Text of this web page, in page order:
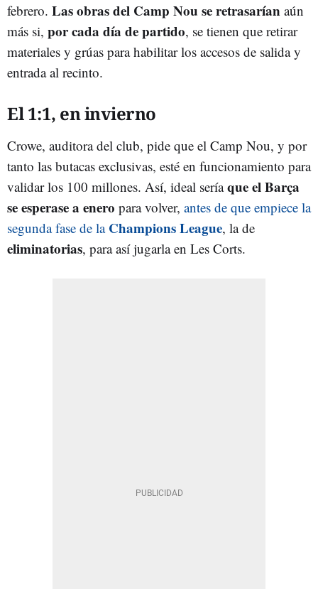
febrero. Las obras del Camp Nou se retrasarían aún
más si, por cada día de partido, se tienen que retirar
materiales y grúas para habilitar los accesos de salida y
entrada al recinto.
El 1:1, en invierno
Crowe, auditora del club, pide que el Camp Nou, y por
tanto las butacas exclusivas, esté en funcionamiento para
validar los 100 millones. Así, ideal seríaque el Barça
se esperase a enero para volver, antes de que empiece la
segunda fase de la Champions League, la de
eliminatorias, para así jugarla en Les Corts.